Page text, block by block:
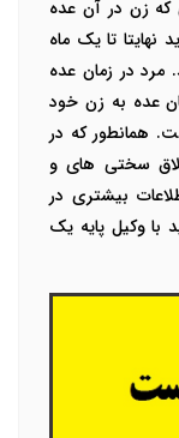
که زن در آن عده
نهایتا تا یک ماه
مرد در زمان عده
عده به زن خود
همانطور که در
سختی های و
بیشتری در
با وکیل پایه یک